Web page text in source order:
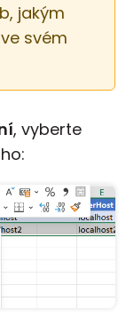
jakým
svém
, vyberte